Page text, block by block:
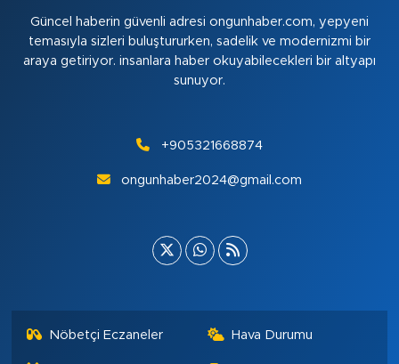
Güncel haberin güvenli adresi ongunhaber.com, yepyeni
temasıyla sizleri buluştururken, sadelik ve modernizmi bir
araya getiriyor. insanlara haber okuyabilecekleri bir altyapı
sunuyor.
+905321668874
ongunhaber2024@gmail.com
Nöbetçi Eczaneler Hava Durumu